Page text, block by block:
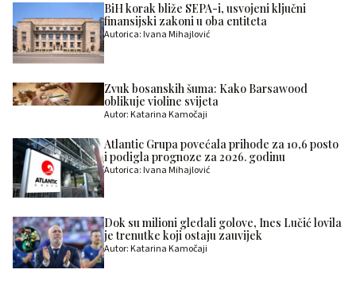
BiH korak bliže SEPA-i, usvojeni ključni
finansijski zakoni u oba entiteta
Autorica: Ivana Mihajlović
Zvuk bosanskih šuma: Kako Barsawood
oblikuje violine svijeta
Autor: Katarina Kamočaji
Atlantic Grupa povećala prihode za 10,6 posto
i podigla prognoze za 2026. godinu
Autorica: Ivana Mihajlović
Dok su milioni gledali golove, Ines Lučić lovila
je trenutke koji ostaju zauvijek
Autor: Katarina Kamočaji